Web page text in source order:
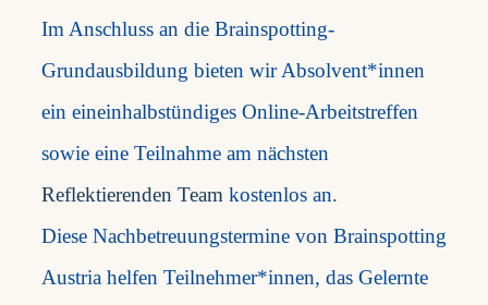
Im Anschluss an die Brainspotting-
Grundausbildung bieten wir Absolvent*innen
ein eineinhalbstündiges Online-Arbeitstreffen
sowie eine Teilnahme am nächsten
Reflektierenden Team kostenlos an.
Diese Nachbetreuungstermine von Brainspotting
Austria helfen Teilnehmer*innen, das Gelernte